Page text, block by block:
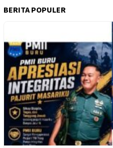
BERITA POPULER